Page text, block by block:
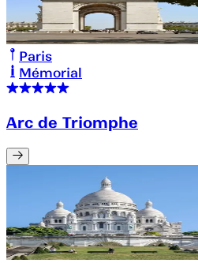
Paris
Mémorial
Arc de Triomphe